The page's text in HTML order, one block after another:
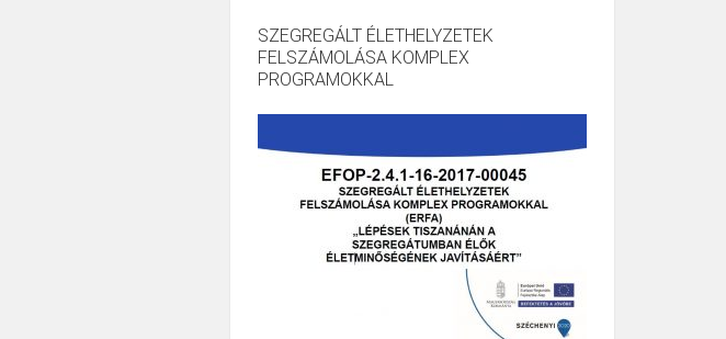
SZEGREGÁLT ÉLETHELYZETEK
FELSZÁMOLÁSA KOMPLEX
PROGRAMOKKAL